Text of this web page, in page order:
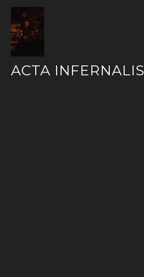
Skip
content
ACTA INFERNALIS